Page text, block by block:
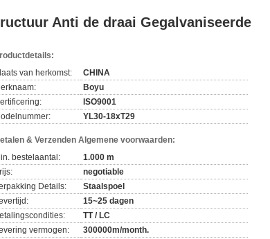
Anti de draai Gegalvaniseerde
van herkomst:
CHINA
Boyu
ISO9001
YL30-18xT29
& Verzenden Algemene voorwaarden:
bestelaantal:
1.000 m
negotiable
Details:
Staalspoel
15~25 dagen
TT / LC
vermogen:
300000m/month.